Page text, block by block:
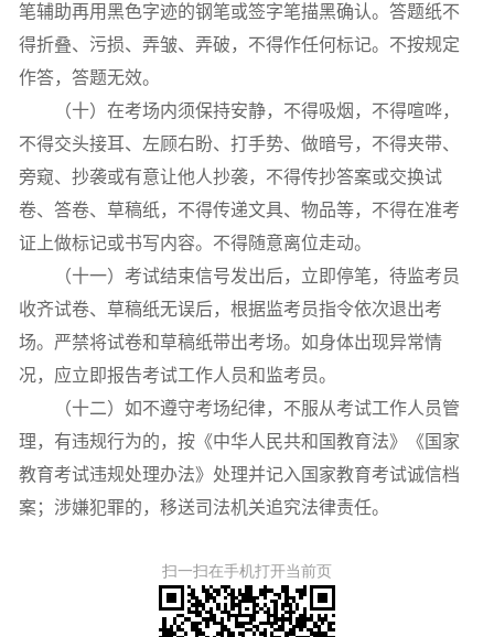
笔辅助再用黑色字迹的钢笔或签字笔描黑确认。答题纸不
得折叠、污损、弄皱、弄破，不得作任何标记。不按规定
作答，答题无效。
（十）在考场内须保持安静，不得吸烟，不得喧哗，
不得交头接耳、左顾右盼、打手势、做暗号，不得夹带、
旁窥、抄袭或有意让他人抄袭，不得传抄答案或交换试
卷、答卷、草稿纸，不得传递文具、物品等，不得在准考
证上做标记或书写内容。不得随意离位走动。
（十一）考试结束信号发出后，立即停笔，待监考员
收齐试卷、草稿纸无误后，根据监考员指令依次退出考
场。严禁将试卷和草稿纸带出考场。如身体出现异常情
况，应立即报告考试工作人员和监考员。
（十二）如不遵守考场纪律，不服从考试工作人员管
理，有违规行为的，按《中华人民共和国教育法》《国家
教育考试违规处理办法》处理并记入国家教育考试诚信档
案；涉嫌犯罪的，移送司法机关追究法律责任。
扫一扫在手机打开当前页